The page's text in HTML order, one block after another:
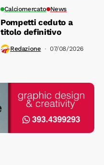
Calciomercato News
Pompetti ceduto a
titolo definitivo
Redazione 07/08/2026